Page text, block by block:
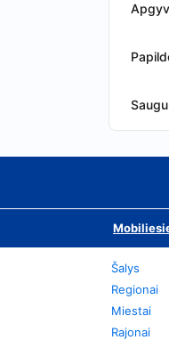
Šalys
Regionai
Miestai
Rajonai